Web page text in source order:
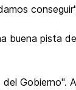
buena pista
Gobierno".